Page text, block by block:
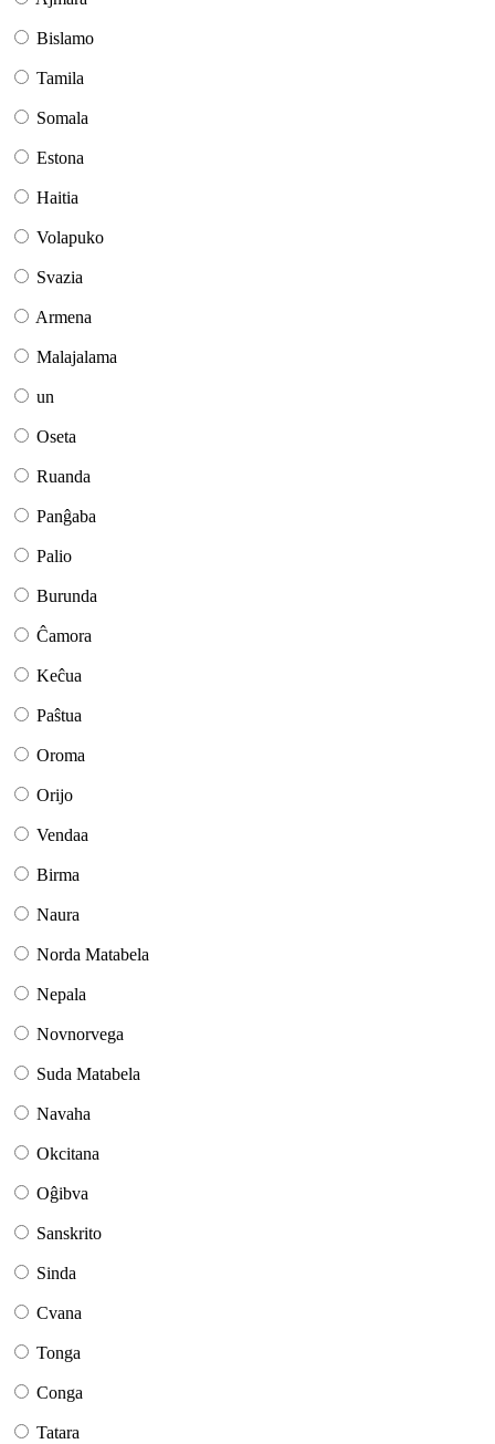
Bislamo
Tamila
Somala
Estona
Haitia
Volapuko
Svazia
Armena
Malajalama
un
Oseta
Ruanda
Panĝaba
Palio
Burunda
Ĉamora
Keĉua
Paŝtua
Oroma
Orijo
Vendaa
Birma
Naura
Norda Matabela
Nepala
Novnorvega
Suda Matabela
Navaha
Okcitana
Oĝibva
Sanskrito
Sinda
Cvana
Tonga
Conga
Tatara